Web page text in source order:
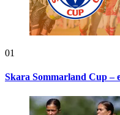
01
Skara Sommarland Cup –